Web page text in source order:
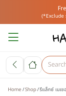
Home Shop รีแล็กซ์ เนเ